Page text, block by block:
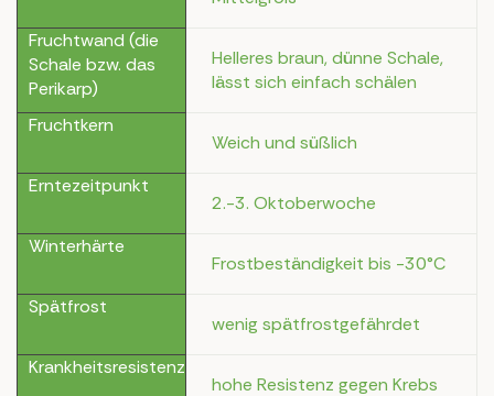
Fruchtwand (die
Schale bzw. das
Perikarp)
Helleres braun, dünne Schale,
lässt sich einfach schälen
Fruchtkern
Weich und süßlich
Erntezeitpunkt
2.-3. Oktoberwoche
Winterhärte
Frostbeständigkeit bis -30°C
Spätfrost
wenig spätfrostgefährdet
Krankheitsresistenz
hohe Resistenz gegen Krebs